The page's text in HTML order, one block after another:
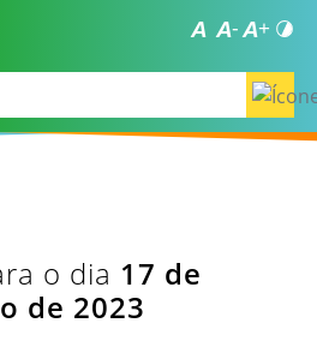
o dia 17 de
de 2023